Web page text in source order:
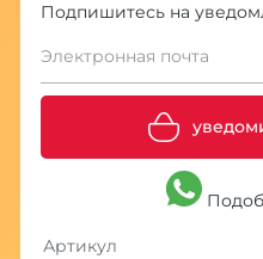
Подпишитесь на
Электронная почта
Артикул